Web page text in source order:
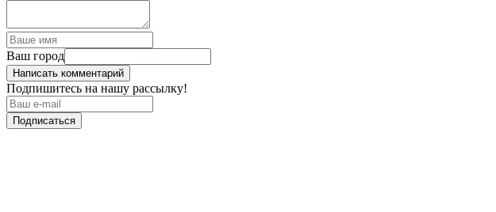
Ваш город
Написать комментарий
Подпишитесь на нашу рассылку!
Подписаться